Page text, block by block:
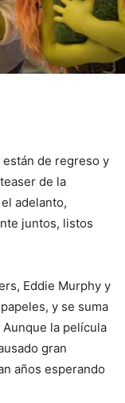
de regreso y
de la
adelanto,
juntos, listos
Eddie Murphy y
y se suma
la película
gran
años esperando